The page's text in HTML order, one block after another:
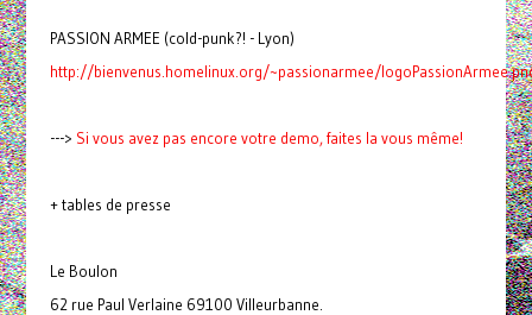
PASSION ARMEE (cold-punk?! - Lyon)
http://bienvenus.homelinux.org/~passionarmee/
---> Si vous avez pas encore votre demo, faites la vous même!
+ tables de presse
Le Boulon
62 rue Paul Verlaine 69100 Villeurbanne.